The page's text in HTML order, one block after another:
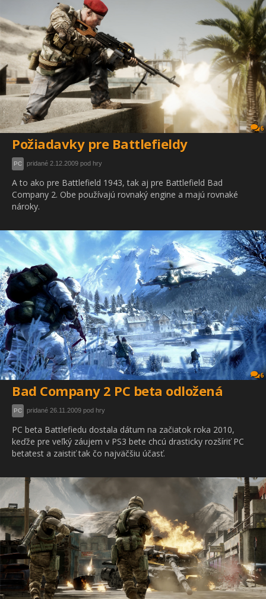
6
Požiadavky pre Battlefieldy
PC pridané 2.12.2009 pod hry
A to ako pre Battlefield 1943, tak aj pre Battlefield Bad
Company 2. Obe používajú rovnaký engine a majú rovnaké
nároky.
6
Bad Company 2 PC beta odložená
PC pridané 26.11.2009 pod hry
PC beta Battlefiedu dostala dátum na začiatok roka 2010,
keďže pre veľký záujem v PS3 bete chcú drasticky rozšíriť PC
betatest a zaistiť tak čo najväčšiu účasť.